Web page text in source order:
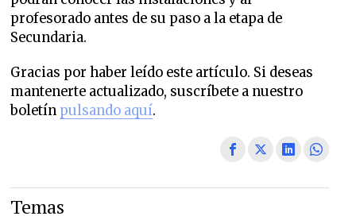
profesorado antes de su paso a la etapa de
Secundaria.
Gracias por haber leído este artículo. Si deseas
mantenerte actualizado, suscríbete a nuestro
boletín pulsando aquí.
Temas